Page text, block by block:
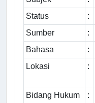
Status
:
Sumber :
Bahasa
:
Lokasi
:
Bidang Hukum
: